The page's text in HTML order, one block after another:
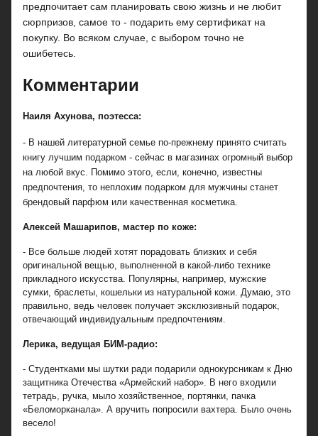
предпочитает сам планировать свою жизнь и не любит
сюрпризов, самое то - подарить ему сертификат на
покупку. Во всяком случае, с выбором точно не
ошибетесь.
Комментарии
Наиля Ахунова, поэтесса:
- В нашей литературной семье по-прежнему принято считать
книгу лучшим подарком - сейчас в магазинах огромный выбор
на любой вкус. Помимо этого, если, конечно, известны
предпочтения, то неплохим подарком для мужчины станет
брендовый парфюм или качественная косметика.
Алексей Машарипов, мастер по коже:
- Все больше людей хотят порадовать близких и себя
оригинальной вещью, выполненной в какой-либо технике
прикладного искусства. Популярны, например, мужские
сумки, браслеты, кошельки из натуральной кожи. Думаю, это
правильно, ведь человек получает эксклюзивный подарок,
отвечающий индивидуальным предпочтениям.
Лерика, ведущая БИМ-радио:
- Студентками мы шутки ради подарили однокурсникам к Дню
защитника Отечества «Армейский набор». В него входили
тетрадь, ручка, мыло хозяйственное, портянки, пачка
«Беломорканала». А вручить попросили вахтера. Было очень
весело!